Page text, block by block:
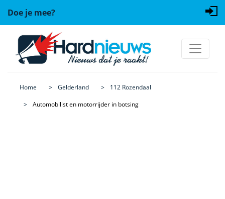
Doe je mee?
Home Gelderland
112 Rozendaal
Automobilist en motorrijder in botsing